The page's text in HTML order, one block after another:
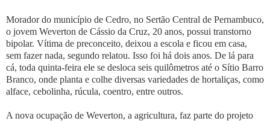
Morador do município de Cedro, no Sertão Central de Pernambuco,
o jovem Weverton de Cássio da Cruz, 20 anos, possui transtorno
bipolar. Vítima de preconceito, deixou a escola e ficou em casa,
sem fazer nada, segundo relatou. Isso foi há dois anos. De lá para
cá, toda quinta-feira ele se desloca seis quilômetros até o Sítio Barro
Branco, onde planta e colhe diversas variedades de hortaliças, como
alface, cebolinha, rúcula, coentro, entre outros.
A nova ocupação de Weverton, a agricultura, faz parte do projeto